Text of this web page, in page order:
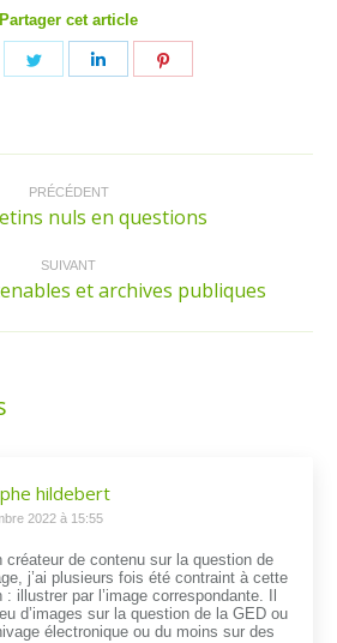
Partager cet article
Partager Partager
PRÉCÉDENT
Article
précédent
nuls en questions
SUIVANT
Article
:
et archives publiques
hildebert
2022 à 15:55
créateur de contenu sur la question de
j’ai plusieurs fois été contraint à cette
: illustrer par l’image correspondante. Il
d’images sur la question de la GED ou
électronique ou du moins sur des